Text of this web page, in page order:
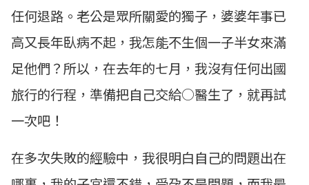
任何退路。老公是眾所關愛的獨子，婆婆年事已
高又長年臥病不起，我怎能不生個一子半女來滿
足他們？所以，在去年的七月，我沒有任何出國
旅行的行程，準備把自己交給○醫生了，就再試
一次吧！
在多次失敗的經驗中，我很明白自己的問題出在